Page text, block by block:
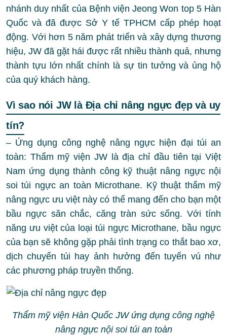
nhánh duy nhất của Bệnh viện Jeong Won top 5 Hàn
Quốc và đã được Sở Y tế TPHCM cấp phép hoạt
động. Với hơn 5 năm phát triển và xây dựng thương
hiệu, JW đã gặt hái được rất nhiều thành quả, nhưng
thành tựu lớn nhất chính là sự tin tưởng và ủng hộ
của quý khách hàng.
Vì sao nói JW là Địa chỉ nâng ngực đẹp và uy
tín?
– Ứng dụng công nghệ nâng ngực hiện đại túi an
toàn: Thẩm mỹ viện JW là địa chỉ đầu tiên tại Việt
Nam ứng dụng thành công kỹ thuật nâng ngực nội
soi túi ngực an toàn Microthane. Kỹ thuật thẩm mỹ
nâng ngực ưu việt này có thể mang đến cho bạn một
bầu ngực săn chắc, căng tràn sức sống. Với tính
năng ưu việt của loại túi ngực Microthane, bầu ngực
của bạn sẽ không gặp phải tình trạng co thắt bao xơ,
dịch chuyển túi hay ảnh hưởng đến tuyến vú như
các phương pháp truyền thống.
Thẩm mỹ viện Hàn Quốc JW ứng dụng công nghệ
nâng ngực nội soi túi an toàn